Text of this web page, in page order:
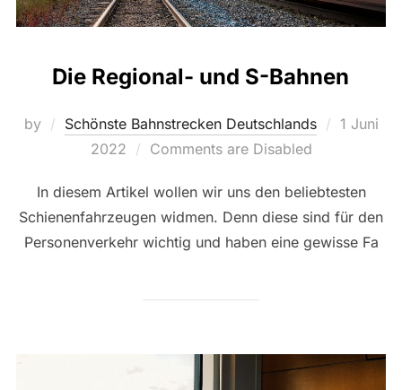
Die Regional- und S-Bahnen
by Schönste Bahnstrecken Deutschlands
Posted
1 Juni
2022
Comments are Disabled
In diesem Artikel wollen wir uns den beliebtesten
Schienenfahrzeugen widmen. Denn diese sind für den
Personenverkehr wichtig und haben eine gewisse Fa